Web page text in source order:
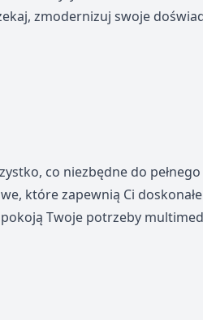
zmodernizuj swoje
co niezbędne do
które zapewnią Ci
Twoje potrzeby